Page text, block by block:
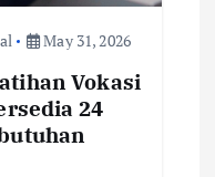
May 31, 2026
Vokasi
24